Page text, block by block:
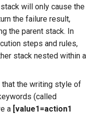
will only cause the
the failure result,
the parent stack. In
steps and rules,
stack nested within a
that the writing style of
(called
a [value1=action1